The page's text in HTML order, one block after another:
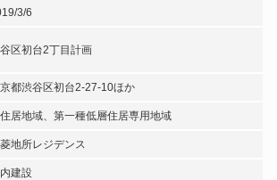
3/6
区初台2丁目計画
都渋谷区初台2-27-10ほか
居地域、第一種低層住居専用地域
地所レジデンス
建設